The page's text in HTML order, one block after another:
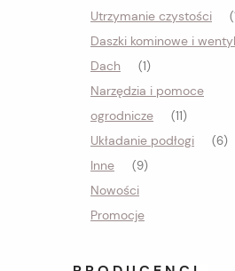
Utrzymanie czystości
Daszki kominowe i
Dach (1)
Narzędzia i pomoce
ogrodnicze
(11)
Układanie podłogi (6)
Inne (9)
Nowości
Promocje